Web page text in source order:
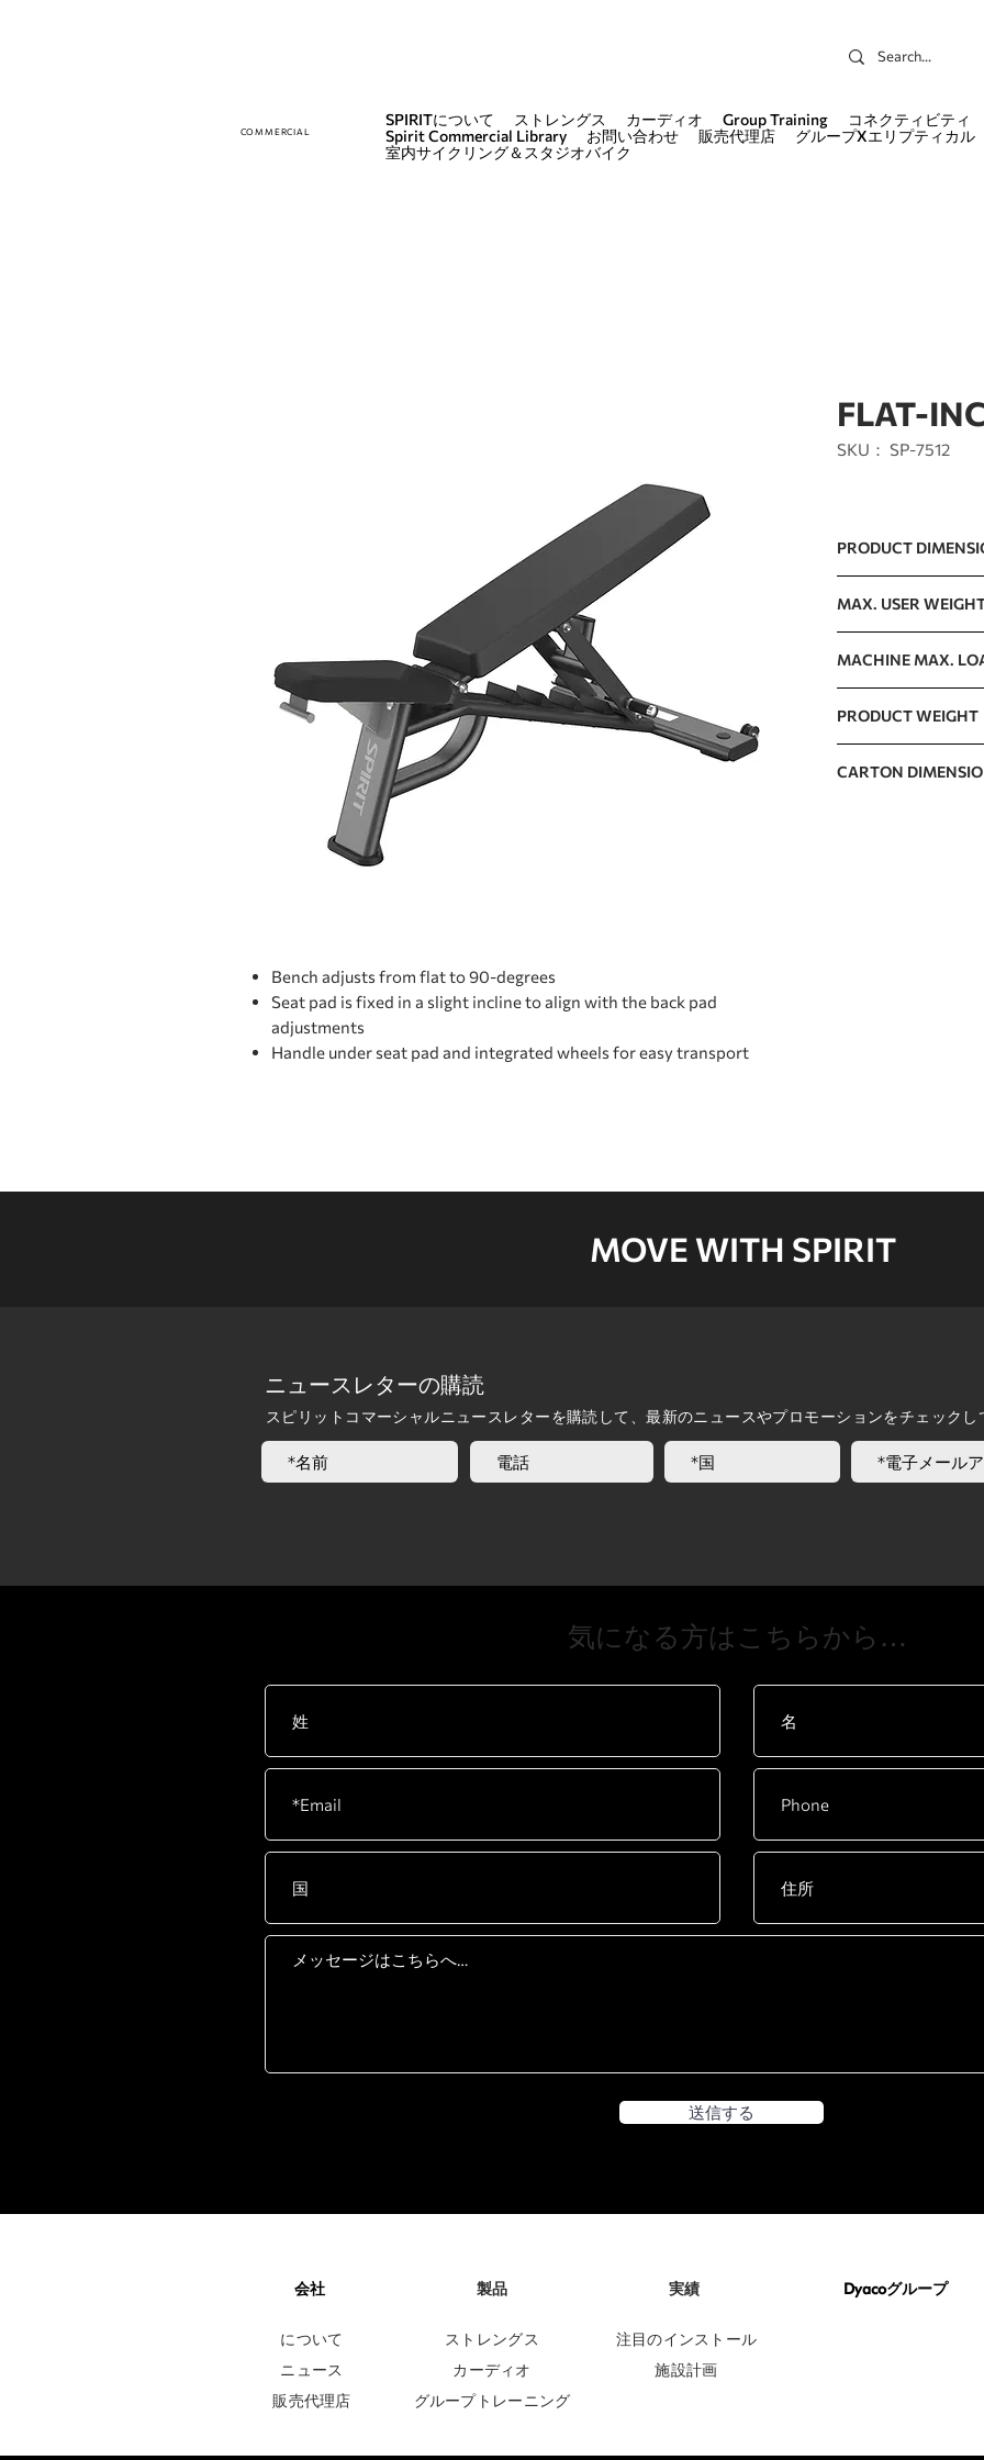
SPIRITについて ストレングス カーディオ Group Training コネクティビティ
Spirit Commercial Library
お問い合わせ 販売代理店
グループXエリプティカル
室内サイクリング＆スタジオバイク
COMMERCIAL
Bench adjusts from flat to 90-degrees
Seat pad is fixed in a slight incline to align with the back pad
adjustments
Handle under seat pad and integrated wheels for easy transport
FLAT-
SKU： SP-7512
PRODUCT
MAX. USER
MACHINE MAX.
PRODUCT WEIGHT
CARTON
MOVE WITH SPIRIT
ニュースレターの購読
スピリットコマーシャルニュースレターを購読して、最新のニュースやプロモーションをチェックし
​気になる方はこちらから…
送信する
会社
について
ニュース
販売代理店
製品 実績 Dyacoグループ
ストレングス
カーディオ
グループトレーニング
注目のインストール
施設計画